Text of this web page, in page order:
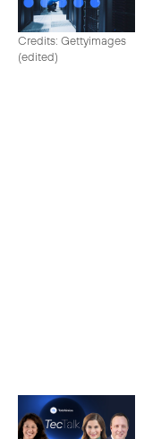
Credits: Gettyimages
(edited)